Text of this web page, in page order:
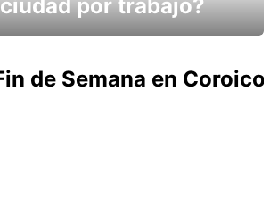
por trabajo?
de Semana en Coroico.